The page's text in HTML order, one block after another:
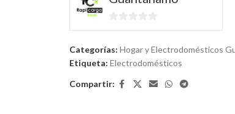
0
Categorías: Hogar y Electrodomésticos
Etiqueta: Electrodomésticos
Compartir: